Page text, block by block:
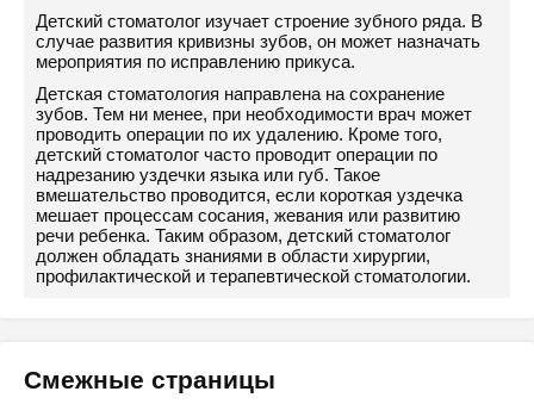
Детский стоматолог изучает строение зубного ряда. В
случае развития кривизны зубов, он может назначать
мероприятия по исправлению прикуса.
Детская стоматология направлена на сохранение
зубов. Тем ни менее, при необходимости врач может
проводить операции по их удалению. Кроме того,
детский стоматолог часто проводит операции по
надрезанию уздечки языка или губ. Такое
вмешательство проводится, если короткая уздечка
мешает процессам сосания, жевания или развитию
речи ребенка. Таким образом, детский стоматолог
должен обладать знаниями в области хирургии,
профилактической и терапевтической стоматологии.
Смежные страницы